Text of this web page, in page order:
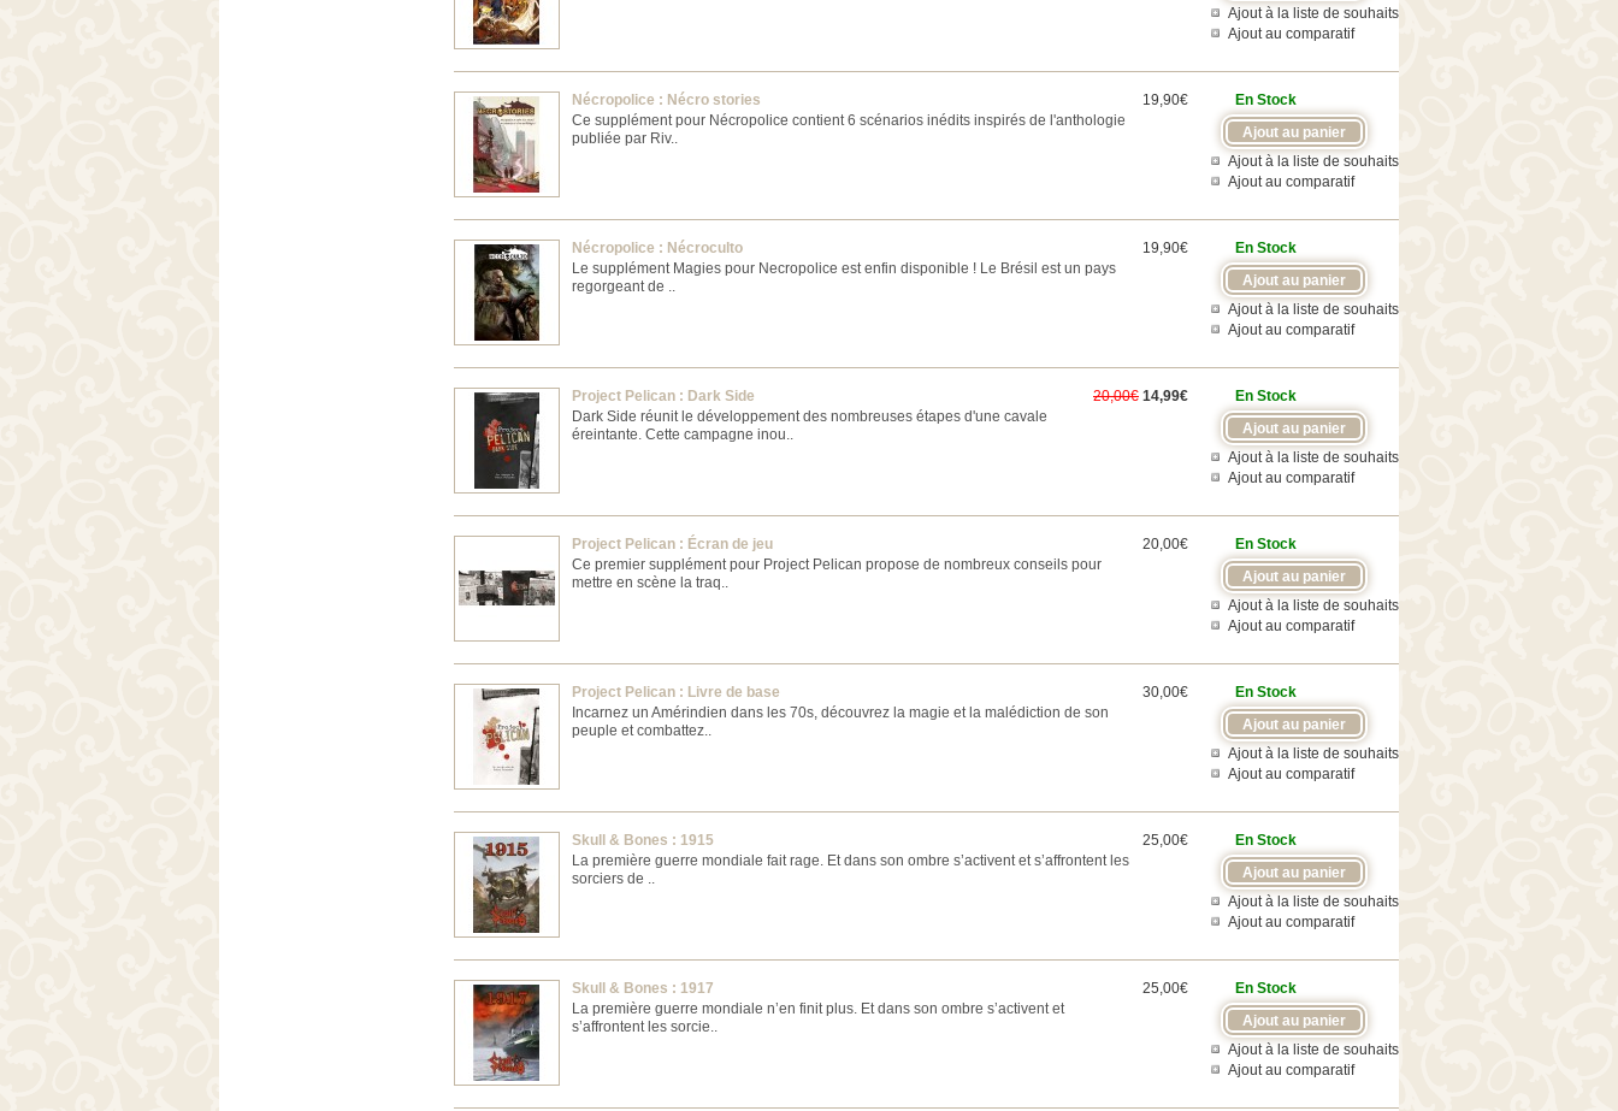
Ajout à la liste de souhaits
Ajout au comparatif
En Stock
Ajout à la liste de souhaits
Ajout au comparatif
19,90€
Nécropolice : Nécro stories
Ce supplément pour Nécropolice contient 6 scénarios inédits inspirés de l'anthologie
publiée par Riv..
En Stock
Ajout à la liste de souhaits
Ajout au comparatif
19,90€
Nécropolice : Nécroculto
Le supplément Magies pour Necropolice est enfin disponible ! Le Brésil est un pays
regorgeant de ..
En Stock
Ajout à la liste de souhaits
Ajout au comparatif
20,00€ 14,99€
Project Pelican : Dark Side
Dark Side réunit le développement des nombreuses étapes d'une cavale
éreintante. Cette campagne inou..
En Stock
Ajout à la liste de souhaits
Ajout au comparatif
20,00€
Project Pelican : Écran de jeu
Ce premier supplément pour Project Pelican propose de nombreux conseils pour
mettre en scène la traq..
En Stock
Ajout à la liste de souhaits
Ajout au comparatif
30,00€
Project Pelican : Livre de base
Incarnez un Amérindien dans les 70s, découvrez la magie et la malédiction de son
peuple et combattez..
En Stock
Ajout à la liste de souhaits
Ajout au comparatif
25,00€
Skull & Bones : 1915
La première guerre mondiale fait rage. Et dans son ombre s’activent et s’affrontent les
sorciers de ..
En Stock
Ajout à la liste de souhaits
Ajout au comparatif
25,00€
Skull & Bones : 1917
La première guerre mondiale n’en finit plus. Et dans son ombre s’activent et
s’affrontent les sorcie..